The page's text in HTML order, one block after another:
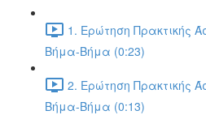
1. Ερώτηση Πρακτικής
Βήμα-Βήμα (0:23)
2. Ερώτηση Πρακτικής
Βήμα-Βήμα (0:13)